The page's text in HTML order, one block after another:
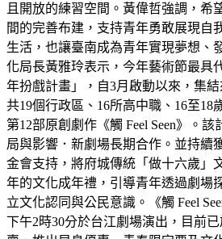
且開放的練習空間。黃偉哲強調，希
間的完善布建，支持青年勇敢展現自
生活，也讓臺南成為青年實現夢想、
化局長黃雅玲表示，今年藝術節最具
年扮戲計畫」，自3月啟動以來，集
共19個行政區、16所高中職、16至18
第12部原創劇作《觸 Feel Seen》。
局與影響．新劇場長期合作。並持續
金會支持，將府城傳統「做十六歲」
年的文化成年禮，引導青年透過劇場
立文化認同與公民意識。《觸 Feel
下午2時30分於台江劇場演出，目前